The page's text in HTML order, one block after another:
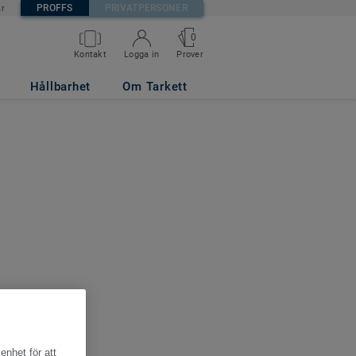
PROFFS PRIVATPERSONER
Kontakt Logga in
0
Prover
Hållbarhet Om Tarkett
för att